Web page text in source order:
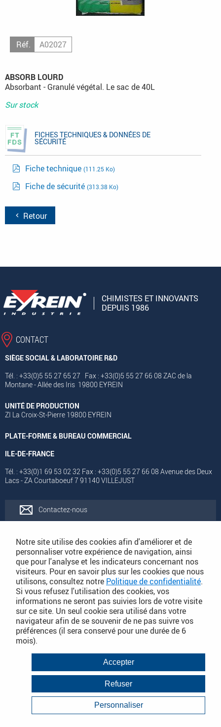
Réf. A02027
ABSORB LOURD
Absorbant - Granulé végétal. Le sac de 40L
Sur stock
FICHES TECHNIQUES & DONNÉES DE
SÉCURITÉ
Fiche technique (111.25 Ko)
Fiche de sécurité (313.38 Ko)
Retour
CHIMISTES ET INNOVANTS
DEPUIS 1986
CONTACT
SIÈGE SOCIAL & LABORATOIRE R&D
Tél. : +33(0)5 55 27 65 27 Fax : +33(0)5 55 27 66 08 ZAC de la
Montane - Allée des Iris 19800 EYREIN
UNITÉ DE PRODUCTION
ZI La Croix-St-Pierre 19800 EYREIN
PLATE-FORME & BUREAU COMMERCIAL
ILE-DE-FRANCE
Tél. : +33(0)1 69 53 02 32 Fax : +33(0)5 55 27 66 08 Avenue des Deux
Lacs - ZA Courtaboeuf 7 91140 VILLEJUST
Contactez-nous
Catalogues
Conditions Générales de Vente
PLAN DU SITE DÉTAILLÉ
Conditions Générales de Vente
Mentions légales
Politique de Confidentialité
Infos consommateurs
Notre site utilise des cookies afin d'améliorer et de
personnaliser votre expérience de navigation, ainsi
que pour l'analyse et les indicateurs concernant nos
visiteurs. Pour en savoir plus sur les cookies que nous
utilisons, consultez notre Politique de confidentialité.
Si vous refusez l'utilisation des cookies, vos
informations ne seront pas suivies lors de votre visite
sur ce site. Un seul cookie sera utilisé dans votre
navigateur afin de se souvenir de ne pas suivre vos
préférences (il sera conservé pour une durée de 6
mois).
Accepter
Refuser
Personnaliser